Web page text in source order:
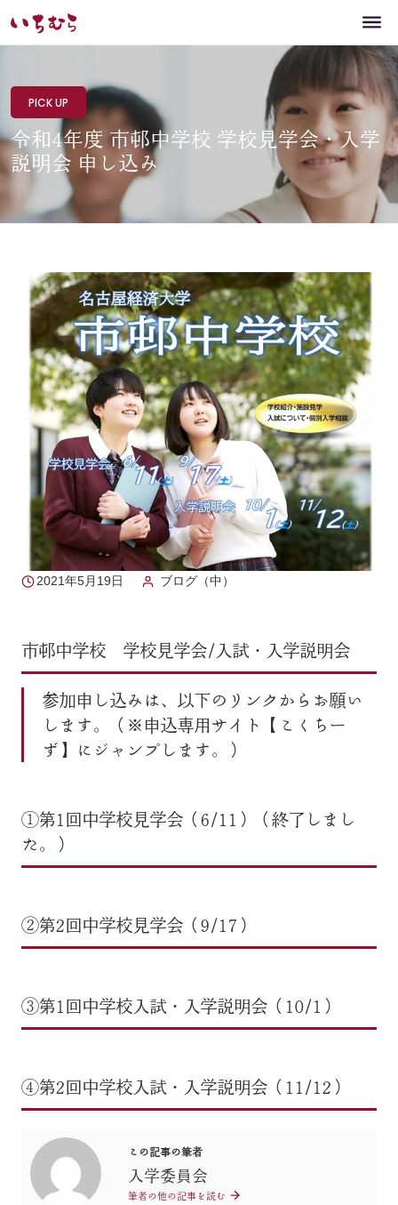
PICK UP
令和4年度 市邨中学校 学校見学会・入学
説明会 申し込み
2021年5月19日 ブログ（中）
市邨中学校 学校見学会/入試・入学説明会
参加申し込みは、以下のリンクからお願い
します。（※申込専用サイト【こくちー
ず】にジャンプします。）
①第1回中学校見学会（6/11）（終了しまし
た。）
②第2回中学校見学会（9/17）
③第1回中学校入試・入学説明会（10/1）
④第2回中学校入試・入学説明会（11/12）
この記事の筆者
入学委員会
筆者の他の記事を読む